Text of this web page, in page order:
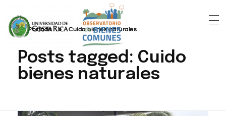
Portada » Cuido bienes naturales
Posts tagged: Cuido
bienes naturales